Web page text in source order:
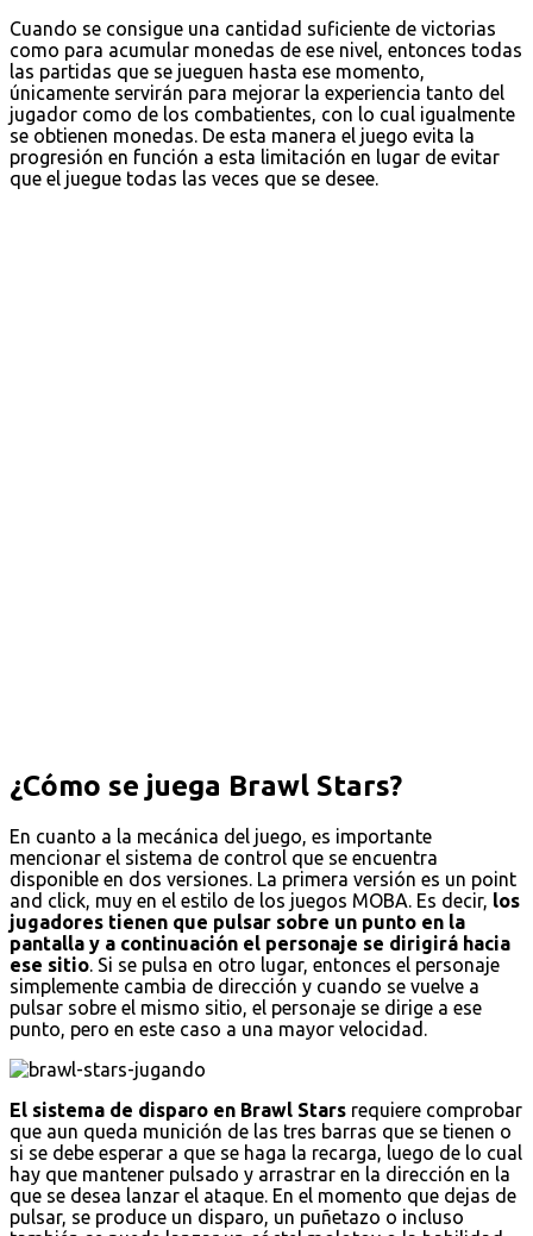
Cuando se consigue una cantidad suficiente de victorias
como para acumular monedas de ese nivel, entonces todas
las partidas que se jueguen hasta ese momento,
únicamente servirán para mejorar la experiencia tanto del
jugador como de los combatientes, con lo cual igualmente
se obtienen monedas. De esta manera el juego evita la
progresión en función a esta limitación en lugar de evitar
que el juegue todas las veces que se desee.
¿Cómo se juega Brawl Stars?
En cuanto a la mecánica del juego, es importante
mencionar el sistema de control que se encuentra
disponible en dos versiones. La primera versión es un point
and click, muy en el estilo de los juegos MOBA. Es decir, los
jugadores tienen que pulsar sobre un punto en la
pantalla y a continuación el personaje se dirigirá hacia
ese sitio. Si se pulsa en otro lugar, entonces el personaje
simplemente cambia de dirección y cuando se vuelve a
pulsar sobre el mismo sitio, el personaje se dirige a ese
punto, pero en este caso a una mayor velocidad.
El sistema de disparo en Brawl Stars requiere comprobar
que aun queda munición de las tres barras que se tienen o
si se debe esperar a que se haga la recarga, luego de lo cual
hay que mantener pulsado y arrastrar en la dirección en la
que se desea lanzar el ataque. En el momento que dejas de
pulsar, se produce un disparo, un puñetazo o incluso